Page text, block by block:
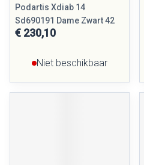
Podartis Xdiab 14
Sd690191 Dame Zwart 42
€ 230,10
Niet beschikbaar